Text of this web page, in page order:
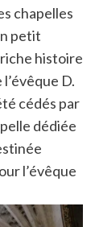
chapelles
petit
histoire
D.
cédés par
dédiée
l’évêque